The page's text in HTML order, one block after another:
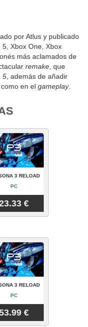
por Atlus y publicado
5, Xbox One, Xbox
más aclamados de
remake , que
5 , además de añadir
como en elgameplay.
3 RELOAD
PC
€
3 RELOAD
PC
€